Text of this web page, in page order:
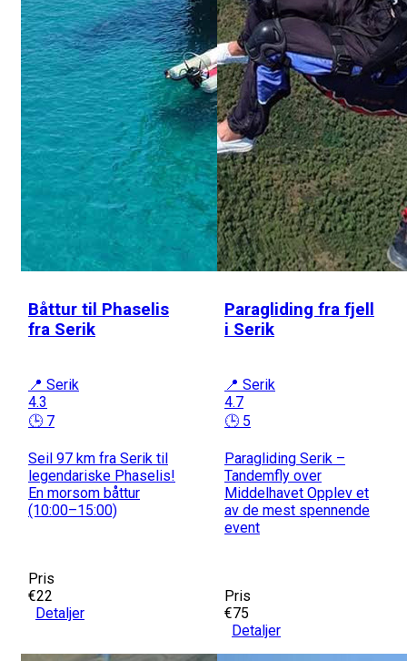
Båttur til Phaselis
fra Serik
📍 Serik
4.3
🕒 7
Seil 97 km fra Serik til
legendariske Phaselis!
En morsom båttur
(10:00–15:00)
Pris
€22
Detaljer
Paragliding fra fjell
i Serik
📍 Serik
4.7
🕒 5
Paragliding Serik –
Tandemfly over
Middelhavet Opplev et
av de mest spennende
event
Pris
€75
Detaljer